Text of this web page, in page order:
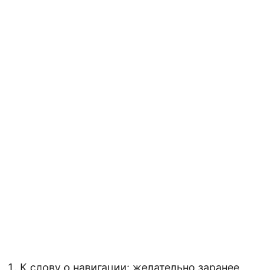
К слову о навигации: желательно заранее